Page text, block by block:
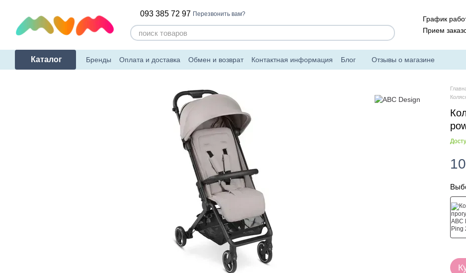
093 385 72 97 Перезвонить вам?
График
Прием
Каталог Бренды Оплата и доставка Обмен и возврат Контактная информация Блог Отзывы о магазине